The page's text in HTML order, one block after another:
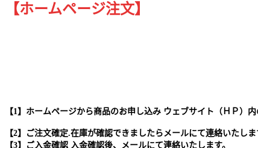
【ホームページ注文】
【1】ホームページから商品のお申し込み ウェブサイト（ＨＰ）
【2】ご注文確定.在庫が確認できましたらメールにて連絡いたしま
【3】ご入金確認 入金確認後、メールにて連絡いたします。